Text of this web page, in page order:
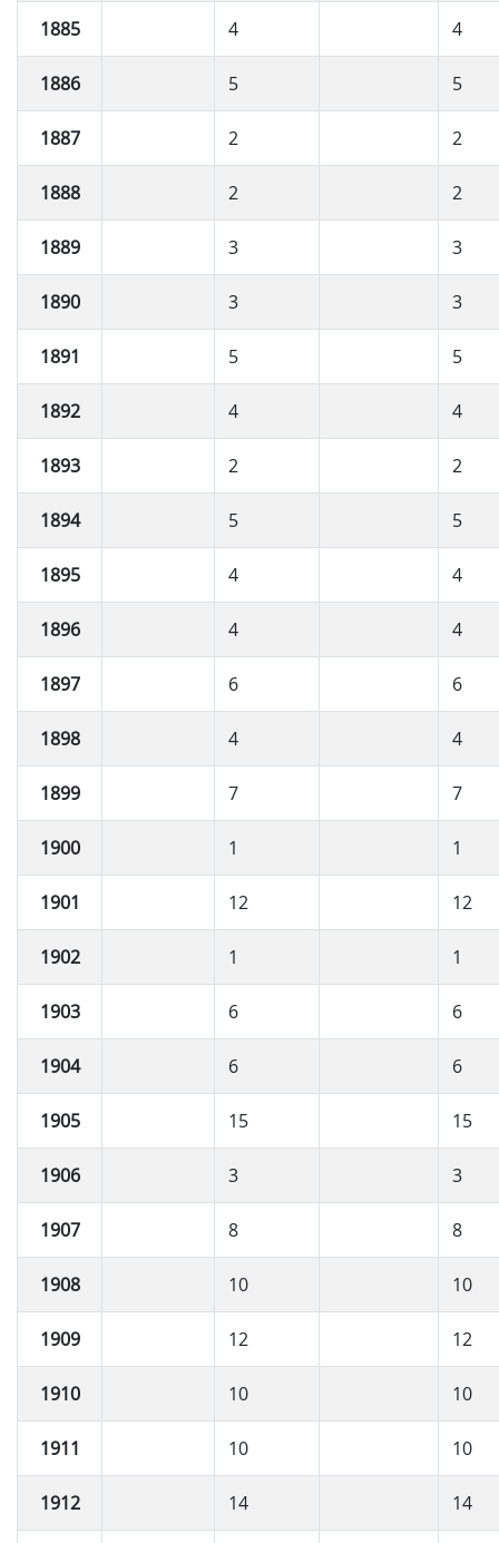
1885 4 4
1886 5 5
1887 2 2
1888 2 2
1889 3 3
1890 3 3
1891 5 5
1892 4 4
1893 2 2
1894 5 5
1895 4 4
1896 4 4
1897 6 6
1898 4 4
1899 7 7
1900 1 1
1901 12 12
1902 1 1
1903 6 6
1904 6 6
1905 15 15
1906 3 3
1907 8 8
1908 10 10
1909 12 12
1910 10 10
1911 10 10
1912 14 14